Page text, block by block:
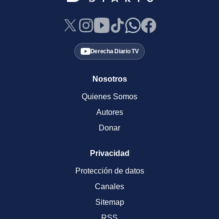
Derecha Diario TV
Nosotros
Quienes Somos
Autores
Donar
Privacidad
Protección de datos
Canales
Sitemap